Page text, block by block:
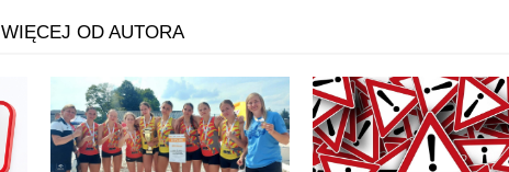
WIĘCEJ OD AUTORA